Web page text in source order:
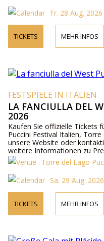
Fr. 28 Aug. 2026
TICKETS MEHR INFOS
FESTSPIELE IN ITALIEN
LA FANCIULLA DEL
2026
Kaufen Sie offizielle Tickets
Puccini Festival Italien,
unsere Website oder
weitere Informationen zu
Torre del Lago
Sa. 29 Aug.
TICKETS MEHR INFOS